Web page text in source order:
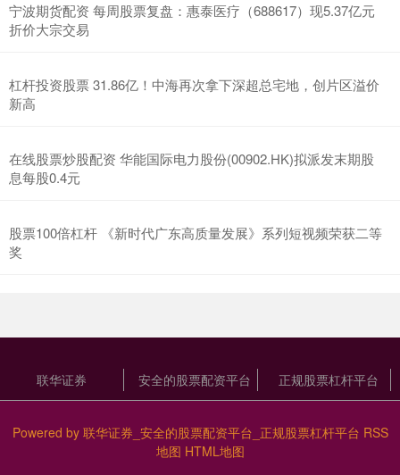
宁波期货配资 每周股票复盘：惠泰医疗（688617）现5.37亿元
折价大宗交易
杠杆投资股票 31.86亿！中海再次拿下深超总宅地，创片区溢价
新高
在线股票炒股配资 华能国际电力股份(00902.HK)拟派发末期股
息每股0.4元
股票100倍杠杆 《新时代广东高质量发展》系列短视频荣获二等
奖
联华证券 安全的股票配资平台 正规股票杠杆平台
Powered by 联华证券_安全的股票配资平台_正规股票杠杆平台 RSS
地图 HTML地图